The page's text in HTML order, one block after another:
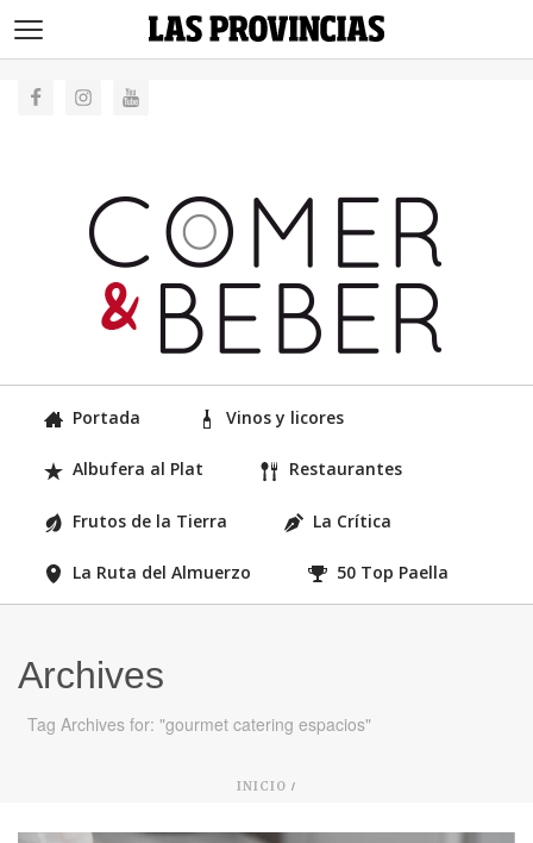
Portada Vinos y licores
Albufera al Plat Restaurantes
Frutos de la Tierra La Crítica
La Ruta del Almuerzo 50 Top Paella
Archives
Tag Archives for: "gourmet catering espacios"
INICIO /